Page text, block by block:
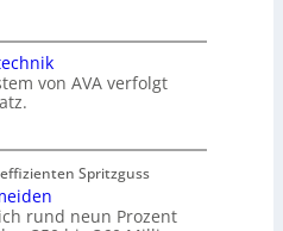
von AVA verfolgt
Spritzguss
rund neun Prozent